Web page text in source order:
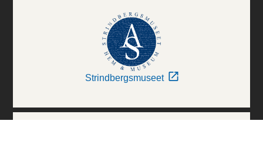
Strindbergsmuseet